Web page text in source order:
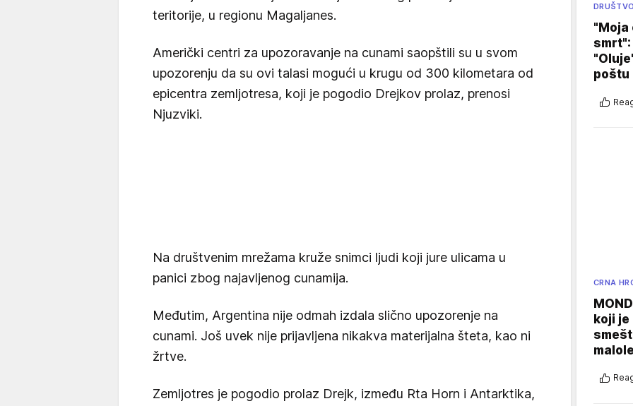
teritorije, u regionu Magaljanes.
Američki centri za upozoravanje na cunami saopštili su u svom
upozorenju da su ovi talasi mogući u krugu od 300 kilometara od
epicentra zemljotresa, koji je pogodio Drejkov prolaz, prenosi
Njuzviki.
Na društvenim mrežama kruže snimci ljudi koji jure ulicama u
panici zbog najavljenog cunamija.
Međutim, Argentina nije odmah izdala slično upozorenje na
cunami. Još uvek nije prijavljena nikakva materijalna šteta, kao ni
žrtve.
Zemljotres je pogodio prolaz Drejk, između Rta Horn i Antarktika,
DRUŠTVO
"Moja
poštu
CRNA
koji je